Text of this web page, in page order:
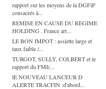
rapport sur les moyens de la DGFiP
consacrés à...
REMISE EN CAUSE DU REGIME
HOLDING . France art...
LE BON IMPOT : assiette large et
taux faible /...
TURGOT, SULLY, COLBERT et le
rapport du FMI(...
lE NOUVEAU LANCEUR D
ALERTE TRACFIN :d'abord...